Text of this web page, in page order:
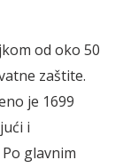
od oko 50
zaštite.
je 1699
i
glavnim